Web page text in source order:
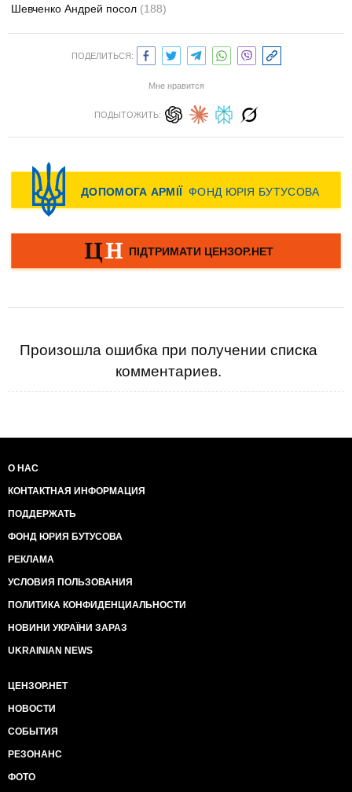
Шевченко Андрей посол (188)
ПОДЕЛИТЬСЯ:
Мне нравится
ПОДЫТОЖИТЬ:
Произошла ошибка при получении списка
комментариев.
О НАС
КОНТАКТНАЯ ИНФОРМАЦИЯ
ПОДДЕРЖАТЬ
ФОНД ЮРИЯ БУТУСОВА
РЕКЛАМА
УСЛОВИЯ ПОЛЬЗОВАНИЯ
ПОЛИТИКА КОНФИДЕНЦИАЛЬНОСТИ
НОВИНИ УКРАЇНИ ЗАРАЗ
UKRAINIAN NEWS
ЦЕНЗОР.НЕТ
НОВОСТИ
СОБЫТИЯ
РЕЗОНАНС
ФОТО